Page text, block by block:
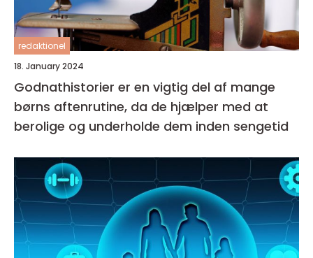
redaktionel
18. January 2024
Godnathistorier er en vigtig del af mange
børns aftenrutine, da de hjælper med at
berolige og underholde dem inden sengetid